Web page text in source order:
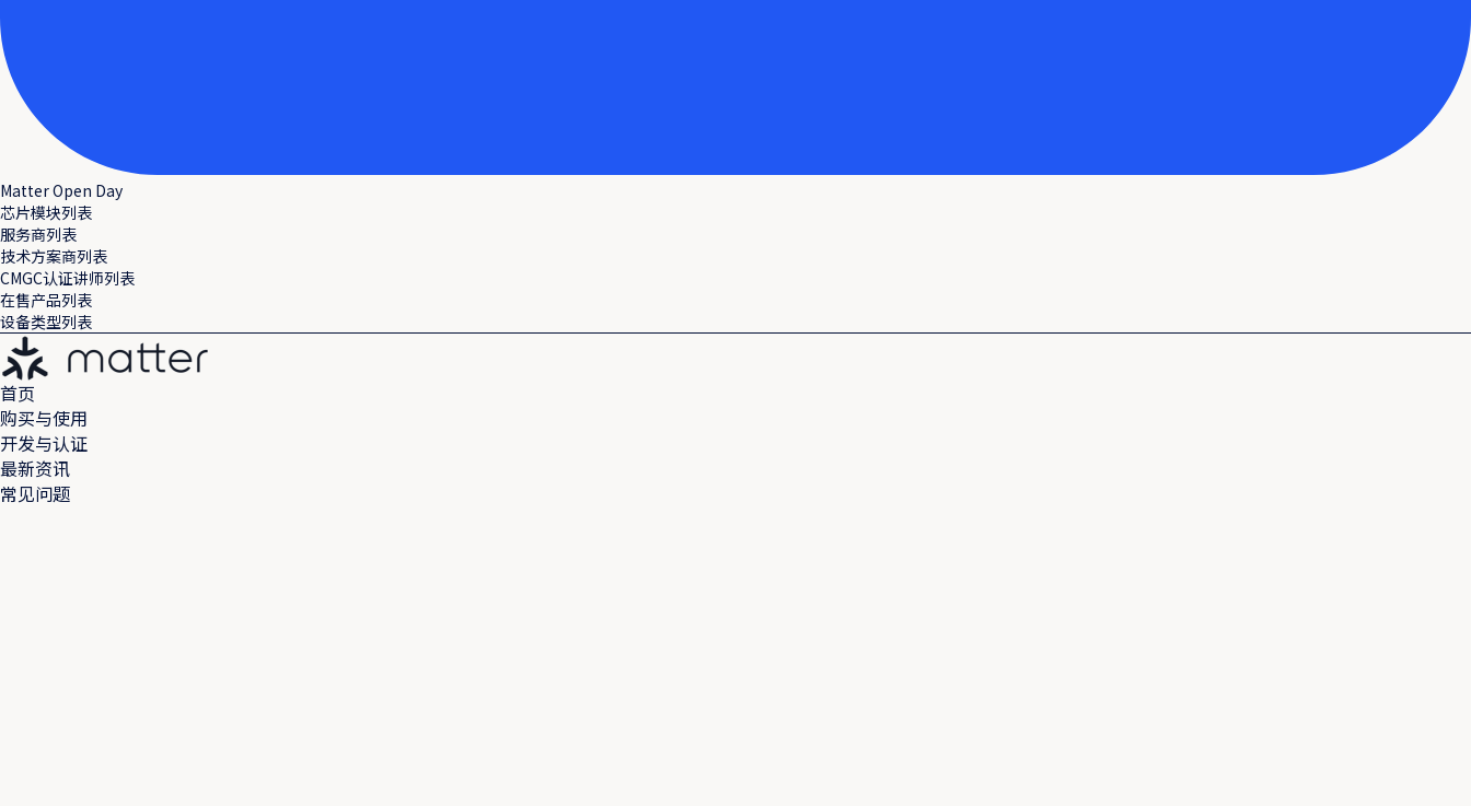
Matter Open Day
芯片模块列表
服务商列表
技术方案商列表
CMGC认证讲师列表
在售产品列表
设备类型列表
首页
购买与使用
开发与认证
最新资讯
常见问题